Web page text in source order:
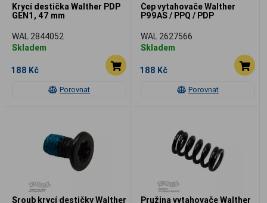
Porovnat
Krycí destička Walther PDP
GEN1, 47 mm
WAL 2844052
Skladem
188 Kč
Porovnat
Čep vytahovače Walther
P99AS / PPQ / PDP
WAL 2627566
Skladem
188 Kč
Šroub krycí destičky Walther
Pružina vytahovače Walther